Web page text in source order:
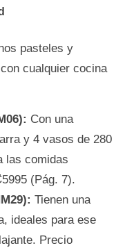
pasteles y
cualquier cocina
Con una
y 4 vasos de 280
las comidas
(Pág. 7).
Tienen una
ideales para ese
Precio